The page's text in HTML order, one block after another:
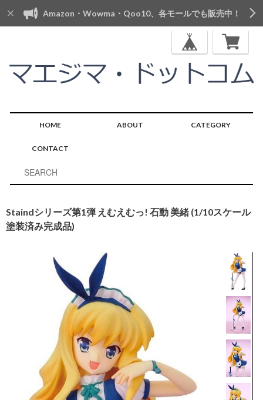
Amazon・Wowma・Qoo10、各モールでも販売中！
HOME ABOUT CATEGORY
CONTACT
Staindシリーズ第1弾 えむえむっ! 石動 美緒 (1/10スケール
塗装済み完成品)